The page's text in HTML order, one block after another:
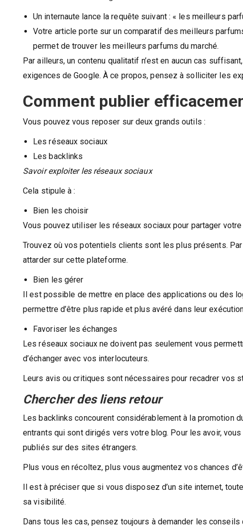
Un internaute lance la requête suivant : « les meilleurs
Votre article porte sur un comparatif des meilleurs
permet de trouver les meilleurs parfums du marché.
Par ailleurs, un contenu qualitatif n’est en aucun cas
exigences de Google. À ce propos, pensez à solliciter les
Comment publier
Vous pouvez vous reposer sur deux grands outils :
Les réseaux sociaux
Les backlinks
Savoir exploiter les réseaux sociaux
Cela stipule à :
Bien les choisir
Vous pouvez utiliser les réseaux sociaux pour partager
Trouvez où vos potentiels clients sont les plus présents. Par
attarder sur cette plateforme.
Bien les gérer
Il est possible de mettre en place des applications ou des
permettre d’être plus rapide et plus avéré dans leur
Favoriser les échanges
Les réseaux sociaux ne doivent pas seulement vous
d’échanger avec vos interlocuteurs.
Leurs avis ou critiques sont nécessaires pour recadrer vos
Chercher des liens retour
Les backlinks concourent considérablement à la promotion
entrants qui sont dirigés vers votre blog. Pour les avoir,
publiés sur des sites étrangers.
Plus vous en récoltez, plus vous augmentez vos chances
Il est à préciser que si vous disposez d’un site internet,
sa visibilité.
Dans tous les cas, pensez toujours à demander les